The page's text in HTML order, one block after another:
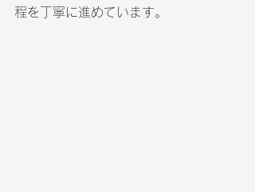
程を丁寧に進めています。